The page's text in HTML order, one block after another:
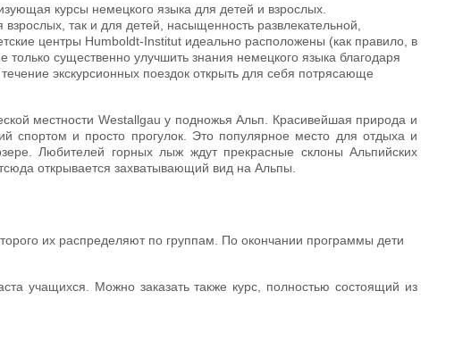
курсы немецкого языка для детей и взрослых.
так и для детей, насыщенность развлекательной,
центры Humboldt-Institut идеально расположены (как правило, в
существенно улучшить знания немецкого языка благодаря
экскурсионных поездок открыть для себя потрясающе
местности Westallgau у подножья Альп. Красивейшая природа и
спортом и просто прогулок. Это популярное место для отдыха и
Любителей горных лыж ждут прекрасные склоны Альпийских
открывается захватывающий вид на Альпы.
их распределяют по группам. По окончании программы дети
учащихся. Можно заказать также курс, полностью состоящий из